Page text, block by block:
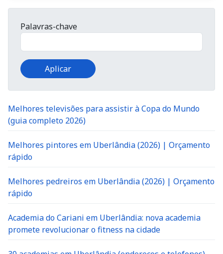
Palavras-chave
Melhores televisões para assistir à Copa do Mundo
(guia completo 2026)
Melhores pintores em Uberlândia (2026) | Orçamento
rápido
Melhores pedreiros em Uberlândia (2026) | Orçamento
rápido
Academia do Cariani em Uberlândia: nova academia
promete revolucionar o fitness na cidade